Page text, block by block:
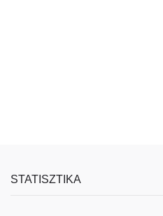
STATISZTIKA